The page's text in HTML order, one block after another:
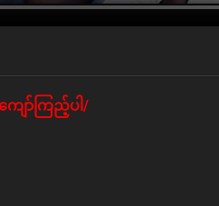
ျော်ကြည့်ပါ/